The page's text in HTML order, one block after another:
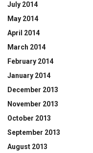
July 2014
May 2014
April 2014
March 2014
February 2014
January 2014
December 2013
November 2013
October 2013
September 2013
August 2013